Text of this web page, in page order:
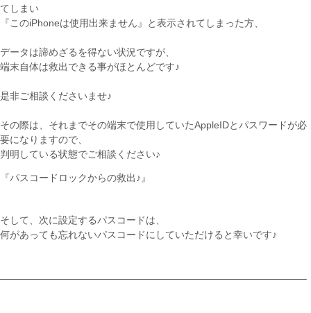
てしまい
『このiPhoneは使用出来ません』と表示されてしまった方、
データは諦めざるを得ない状況ですが、
端末自体は救出できる事がほとんどです♪
是非ご相談くださいませ♪
その際は、それまでその端末で使用していたAppleIDとパスワードが必
要になりますので、
判明している状態でご相談ください♪
『パスコードロックからの救出♪』
そして、次に設定するパスコードは、
何があっても忘れないパスコードにしていただけると幸いです♪
———————————————————————————————–